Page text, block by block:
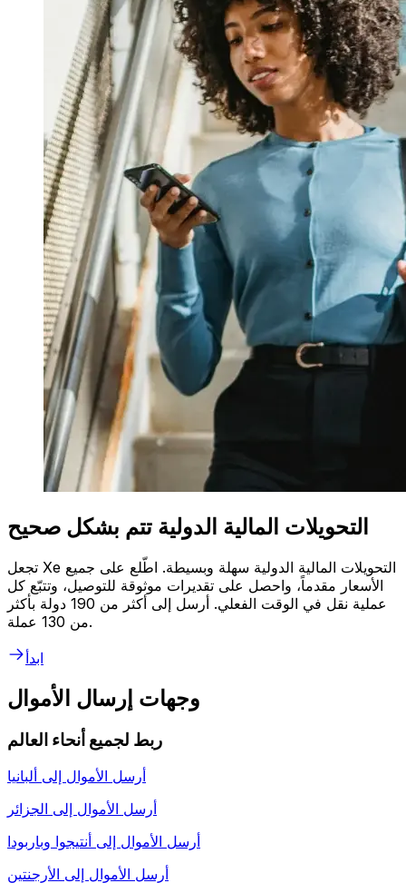
التحويلات المالية الدولية تتم بشكل صحيح
تجعل Xe التحويلات المالية الدولية سهلة وبسيطة. اطّلع على جميع
الأسعار مقدماً، واحصل على تقديرات موثوقة للتوصيل، وتتبّع كل
عملية نقل في الوقت الفعلي. أرسل إلى أكثر من 190 دولة بأكثر
من 130 عملة.
ابدأ
وجهات إرسال الأموال
ربط لجميع أنحاء العالم
أرسل الأموال إلى ألبانيا
أرسل الأموال إلى الجزائر
أرسل الأموال إلى أنتيجوا وباربودا
أرسل الأموال إلى الأرجنتين